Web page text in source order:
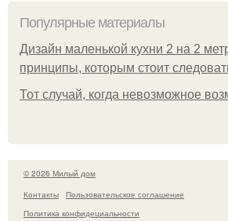
Популярные материалы
Дизайн маленькой кухни 2 на 2
принципы, которым стоит
Тот случай, когда невозможное
© 2026 Милый дом
Контакты
Пользовательское соглашение
Политика конфидециальности